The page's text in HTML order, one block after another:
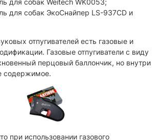
для собак Weitech WK0053;
для собак ЭкоСнайпер LS-937CD и
отпугивателей есть газовые и
Газовые отпугиватели с виду
перцовый баллончик, но внутри
содержимое.
при использовании газового